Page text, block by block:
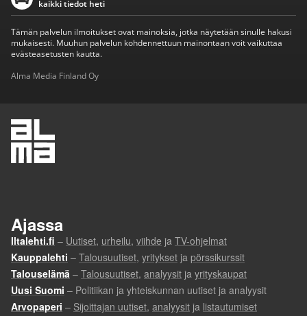
kaikki tiedot heti
Tämän palvelun ilmoitukset ovat mainoksia, jotka näytetään sinulle hakusi
mukaisesti. Muuhun palvelun kohdennettuun mainontaan voit vaikuttaa
evästeasetusten kautta.
Alma Media Finland Oy